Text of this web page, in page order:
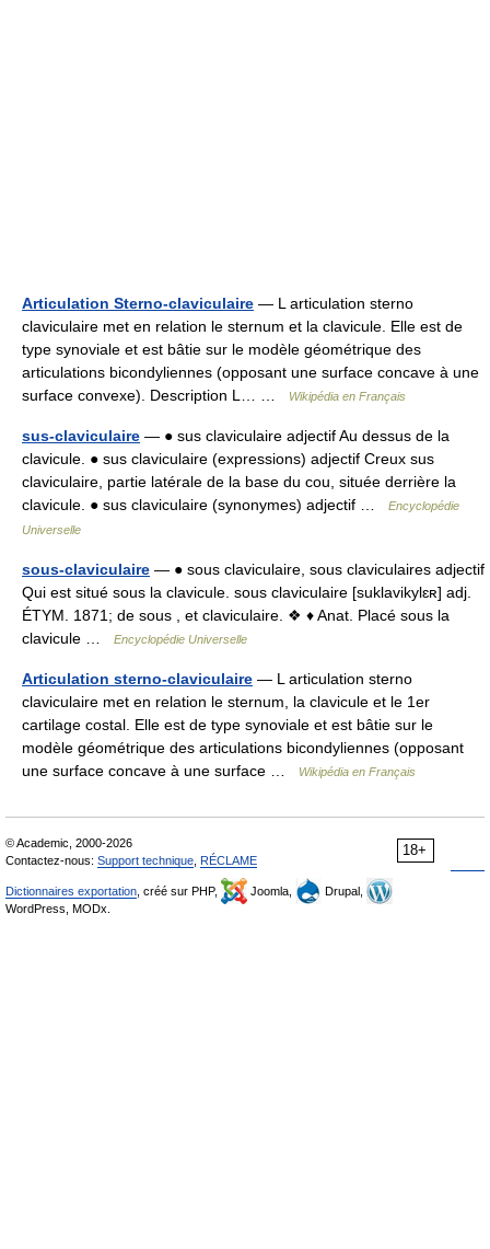
Articulation Sterno-claviculaire — L articulation sterno
claviculaire met en relation le sternum et la clavicule. Elle est de
type synoviale et est bâtie sur le modèle géométrique des
articulations bicondyliennes (opposant une surface concave à une
surface convexe). Description L… …
Wikipédia en Français
sus-claviculaire — ● sus claviculaire adjectif Au dessus de la
clavicule. ● sus claviculaire (expressions) adjectif Creux sus
claviculaire, partie latérale de la base du cou, située derrière la
clavicule. ● sus claviculaire (synonymes) adjectif …
Encyclopédie
Universelle
sous-claviculaire — ● sous claviculaire, sous claviculaires adjectif
Qui est situé sous la clavicule. sous claviculaire [suklavikylɛʀ] adj.
ÉTYM. 1871; de sous , et claviculaire. ❖ ♦ Anat. Placé sous la
clavicule …
Encyclopédie Universelle
Articulation sterno-claviculaire — L articulation sterno
claviculaire met en relation le sternum, la clavicule et le 1er
cartilage costal. Elle est de type synoviale et est bâtie sur le
modèle géométrique des articulations bicondyliennes (opposant
une surface concave à une surface …
Wikipédia en Français
18+
© Academic, 2000-2026
Contactez-nous: Support technique RÉCLAME
Dictionnaires exportation , créé sur PHP, Joomla,
Drupal,
WordPress, MODx.